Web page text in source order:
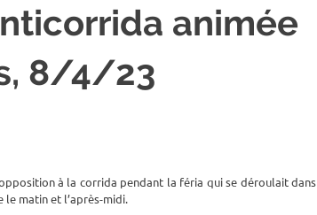
animée
8/4/23
à la corrida pendant la féria qui se déroulait dans
le matin et l’après-midi.